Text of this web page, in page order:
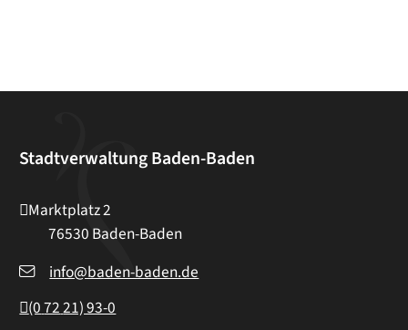
Stadtverwaltung Baden-Baden
Marktplatz 2
76530 Baden-Baden
info@baden-baden.de
(07221) 93-0